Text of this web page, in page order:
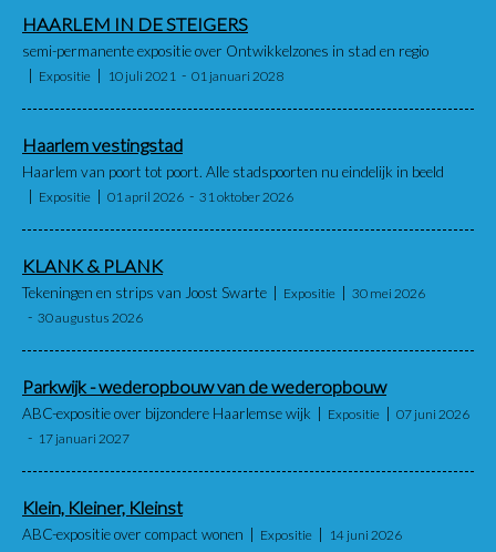
HAARLEM IN DE STEIGERS
semi-permanente expositie over Ontwikkelzones in stad en regio
Expositie 10 juli 2021 01 januari 2028
Haarlem vestingstad
Haarlem van poort tot poort. Alle stadspoorten nu eindelijk in beeld
Expositie 01 april 2026 31 oktober 2026
KLANK & PLANK
Tekeningen en strips van Joost Swarte Expositie
30 mei 2026
30 augustus 2026
Parkwijk - wederopbouw van de wederopbouw
ABC-expositie over bijzondere Haarlemse wijk Expositie
07 juni 2026
17 januari 2027
Klein, Kleiner, Kleinst
ABC-expositie over compact wonen Expositie
14 juni 2026